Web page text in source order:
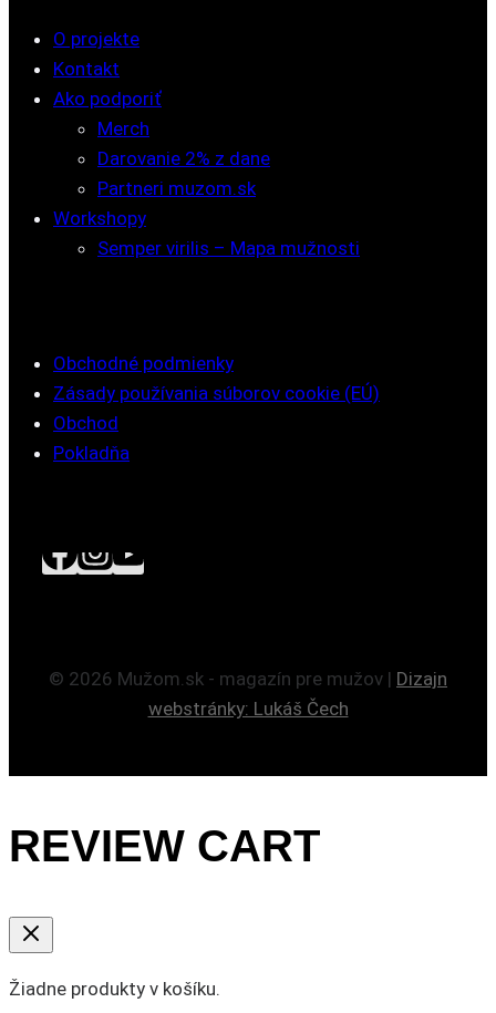
O projekte
Kontakt
Ako podporiť
Merch
Darovanie 2% z dane
Partneri muzom.sk
Workshopy
Semper virilis – Mapa mužnosti
Obchodné podmienky
Zásady používania súborov cookie (EÚ)
Obchod
Pokladňa
© 2026 Mužom.sk - magazín pre mužov | Dizajn
webstránky: Lukáš Čech
REVIEW CART
Žiadne produkty v košíku.